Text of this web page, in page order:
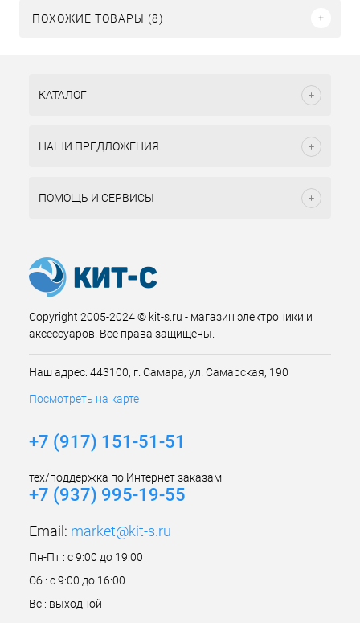
ПОХОЖИЕ ТОВАРЫ (8)
КАТАЛОГ
НАШИ ПРЕДЛОЖЕНИЯ
ПОМОЩЬ И СЕРВИСЫ
Copyright 2005-2024 © kit-s.ru - магазин электроники и
аксессуаров. Все права защищены.
Наш адрес: 443100, г. Самара, ул. Самарская, 190
Посмотреть на карте
+7 (917) 151-51-51
тех/поддержка по Интернет заказам
+7 (937) 995-19-55
Email: market@kit-s.ru
Пн-Пт : с 9:00 до 19:00
Сб : с 9:00 до 16:00
Вс : выходной